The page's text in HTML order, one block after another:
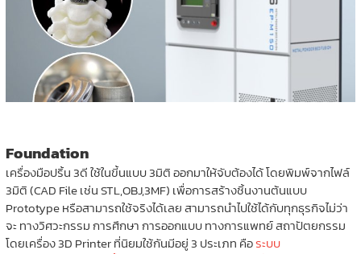
Foundation
เครื่องมือปริ้น 3ดี ใช้ในขี้นแบบ 3มิติ ออกมาให้จับต้องได้ โดยพิมพ์จากไฟล์
3มิติ (CAD File เช่น STL,OBJ,3MF) เพื่อการสร้างชิ้นงานต้นแบบ
Prototype หรือสามารถใช้จริงได้เลย สามารถนำไปใช้ได้กับทุกธุรกิจไม่ว่า
จะ ทางวิศวะกรรม การศึกษา การออกแบบ ทางการแพทย์ สถาปัตยกรรม
โดยเครื่อง 3D Printer ที่นิยมใช้กันมีอยู่ 3 ประเภท คือระบบ